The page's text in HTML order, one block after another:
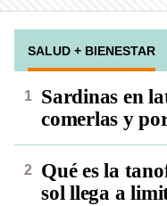
SALUD + BIENESTAR
Sardinas en
comerlas y
Qué es la
sol llega a